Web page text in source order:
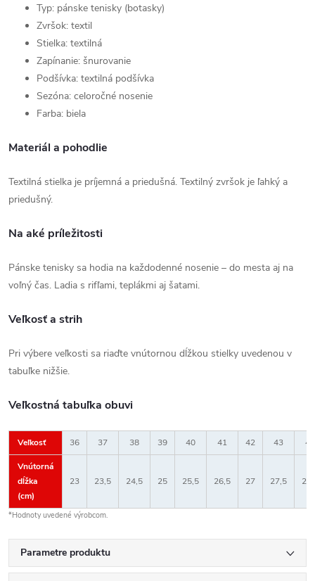
Typ: pánske tenisky (botasky)
Zvršok: textil
Stielka: textilná
Zapínanie: šnurovanie
Podšívka: textilná podšívka
Sezóna: celoročné nosenie
Farba: biela
Materiál a pohodlie
Textilná stielka je príjemná a priedušná. Textilný zvršok je ľahký a
priedušný.
Na aké príležitosti
Pánske tenisky sa hodia na každodenné nosenie – do mesta aj na
voľný čas. Ladia s rifľami, teplákmi aj šatami.
Veľkosť a strih
Pri výbere veľkosti sa riaďte vnútornou dĺžkou stielky uvedenou v
tabuľke nižšie.
Veľkostná tabuľka obuvi
Veľkosť 36 37 38 39 40 41 42 43 44
Vnútorná
dĺžka
(cm)
23 23,5 24,5 25 25,5 26,5 27 27,5
*Hodnoty uvedené výrobcom.
Parametre produktu